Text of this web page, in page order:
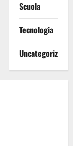
Scuola
Tecnologia
Uncategorized